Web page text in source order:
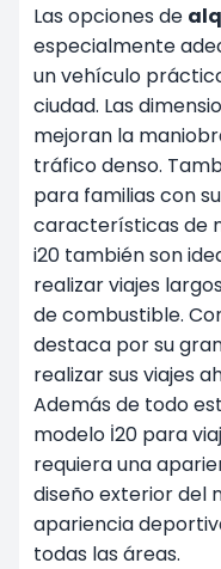
Las opciones de
especialmente
un vehículo
ciudad. Las
mejoran la
tráfico denso.
para familias con
características de
i20 también son
realizar viajes
de combustible.
destaca por su
realizar sus viajes
Además de todo
modelo İ20 para
requiera una
diseño exterior del
apariencia
todas las áreas.